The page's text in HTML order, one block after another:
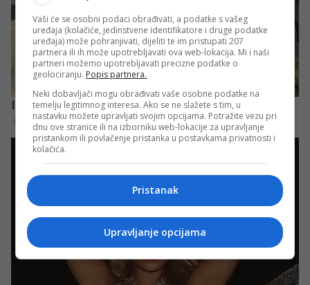
Vaši će se osobni podaci obrađivati, a podatke s vašeg
uređaja (kolačiće, jedinstvene identifikatore i druge podatke
uređaja) može pohranjivati, dijeliti te im pristupati 207
partnera ili ih može upotrebljavati ova web-lokacija. Mi i naši
partneri možemo upotrebljavati precizne podatke o
geolociranju. Popis partnera.
Neki dobavljači mogu obrađivati vaše osobne podatke na
temelju legitimnog interesa. Ako se ne slažete s tim, u
nastavku možete upravljati svojim opcijama. Potražite vezu pri
dnu ove stranice ili na izborniku web-lokacije za upravljanje
pristankom ili povlačenje pristanka u postavkama privatnosti i
kolačića.
Pristanak
Upravljanje opcijama